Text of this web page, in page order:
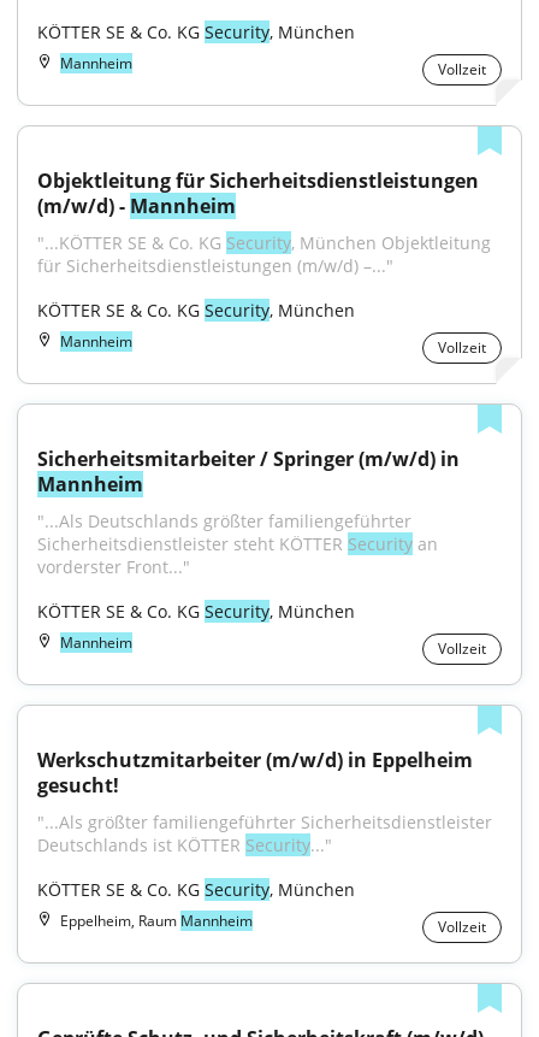
KÖTTER SE & Co. KG Security, München
Mannheim Vollzeit
Objektleitung für Sicherheitsdienstleistungen
(m/w/d) - Mannheim
"...KÖTTER SE & Co. KG Security, München Objektleitung
für Sicherheitsdienstleistungen (m/w/d) –..."
KÖTTER SE & Co. KG Security, München
Mannheim Vollzeit
Mannheim
"...Als Deutschlands größter familiengeführter
Sicherheitsdienstleister steht KÖTTER Security an
vorderster Front..."
KÖTTER SE & Co. KG Security, München
Mannheim Vollzeit
Werkschutzmitarbeiter (m/w/d) in Eppelheim
gesucht!
"...Als größter familiengeführter Sicherheitsdienstleister
Deutschlands ist KÖTTER Security..."
KÖTTER SE & Co. KG Security, München
Eppelheim, Raum Mannheim Vollzeit